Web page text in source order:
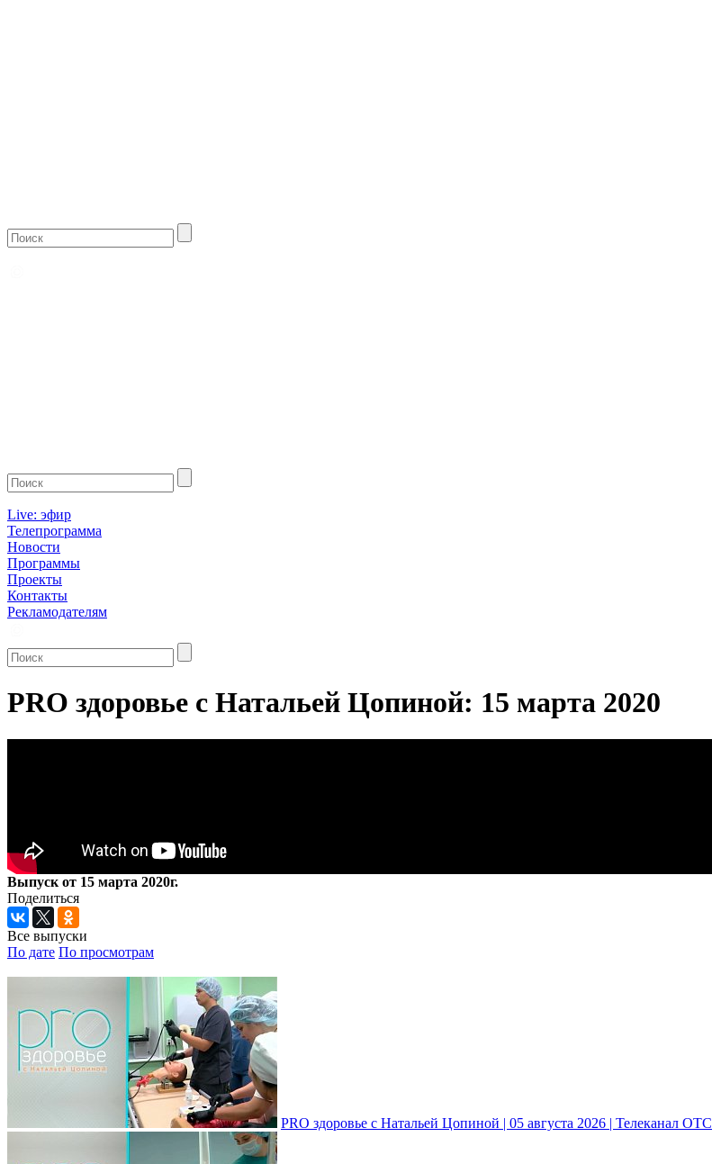
Live: эфир
Телепрограмма
Новости
Программы
Проекты
Контакты
Рекламодателям
PRO здоровье с Натальей Цопиной: 15 марта 2020
Выпуск от 15 марта 2020г.
Поделиться
Все выпуски
По дате По просмотрам
PRO здоровье с Натальей Цопиной | 05 августа 2026 | Телеканал ОТС